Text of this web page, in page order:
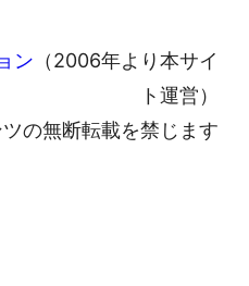
ン （2006年より本サイ
ト運営）
の無断転載を禁じます